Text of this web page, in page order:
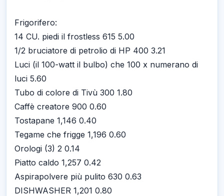
Frigorifero:
14 CU. piedi il frostless 615 5.00
1/2 bruciatore di petrolio di HP 400 3.21
Luci (il 100-watt il bulbo) che 100 x numerano di
luci 5.60
Tubo di colore di Tivù 300 1.80
Caffè creatore 900 0.60
Tostapane 1,146 0.40
Tegame che frigge 1,196 0.60
Orologi (3) 2 0.14
Piatto caldo 1,257 0.42
Aspirapolvere più pulito 630 0.63
DISHWASHER 1,201 0.80